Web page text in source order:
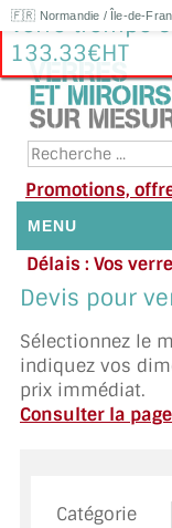
🇫🇷 Normandie / Île-de-
Verre trempé
133.33€HT
Promotions,
MENU
NOUS
DEMANDE DE
SUIVI DE DEVIS
TOUS LES
Délais : Vos
Appelez ou
Devis pour
Sélectionnez le
indiquez vos
prix immédiat.
Consulter la
Catégorie